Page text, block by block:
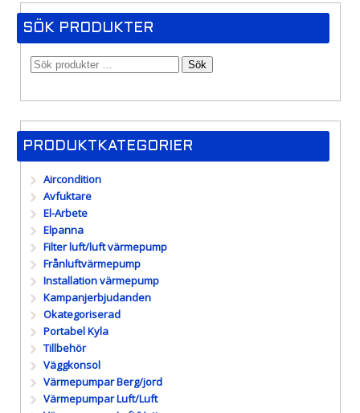
SÖK PRODUKTER
Sök
PRODUKTKATEGORIER
Aircondition
Avfuktare
El-Arbete
Elpanna
Filter luft/luft värmepump
Frånluftvärmepump
Installation värmepump
Kampanjerbjudanden
Okategoriserad
Portabel Kyla
Tillbehör
Väggkonsol
Värmepumpar Berg/jord
Värmepumpar Luft/Luft